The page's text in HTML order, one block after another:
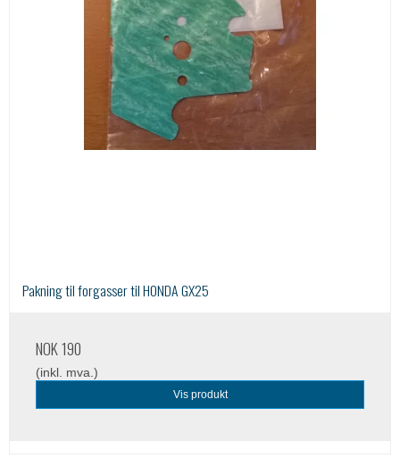
Pakning til forgasser til HONDA GX25
NOK 190
(inkl. mva.)
Vis produkt